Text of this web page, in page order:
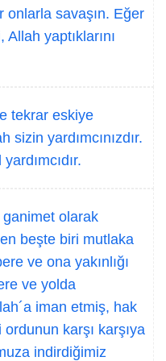
onlarla savaşın. Eğer
yaptıklarını
tekrar eskiye
sizin yardımcınızdır.
olarak
beşte biri mutlaka
ve ona yakınlığı
ve yolda
iman etmiş, hak
ordunun karşı karşıya
indirdiğimiz